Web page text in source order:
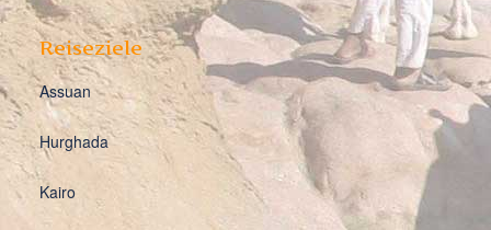
Reiseziele
Assuan
Hurghada
Kairo